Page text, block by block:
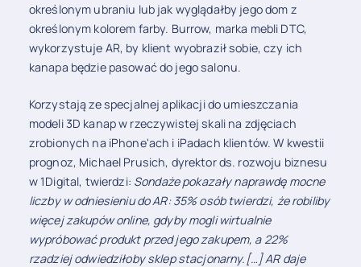
określonym ubraniu lub jak wyglądałby jego dom z
określonym kolorem farby. Burrow, marka mebli DTC,
wykorzystuje AR, by klient wyobraził sobie, czy ich
kanapa będzie pasować do jego salonu.
Korzystają ze specjalnej aplikacji do umieszczania
modeli 3D kanap w rzeczywistej skali na zdjęciach
zrobionych na iPhone'ach i iPadach klientów. W kwestii
prognoz, Michael Prusich, dyrektor ds. rozwoju biznesu
w 1Digital, twierdzi: Sondaże pokazały naprawdę mocne
liczby w odniesieniu do AR: 35% osób twierdzi, że robiliby
więcej zakupów online, gdyby mogli wirtualnie
wypróbować produkt przed jego zakupem, a 22%
rzadziej odwiedziłoby sklep stacjonarny.[…] AR daje